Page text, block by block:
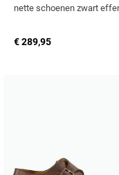
€ 289,95